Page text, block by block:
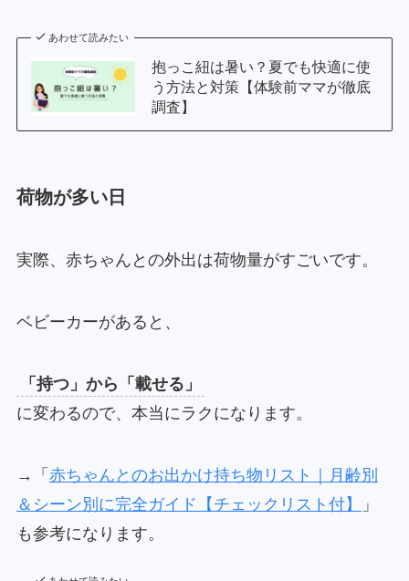
あわせて読みたい
抱っこ紐は暑い？夏でも快適に使
う方法と対策【体験前ママが徹底
調査】
荷物が多い日
実際、赤ちゃんとの外出は荷物量がすごいです。
ベビーカーがあると、
「持つ」から「載せる」
に変わるので、本当にラクになります。
→「 赤ちゃんとのお出かけ持ち物リスト｜月齢別
＆シーン別に完全ガイド【チェックリスト付】
」
も参考になります。